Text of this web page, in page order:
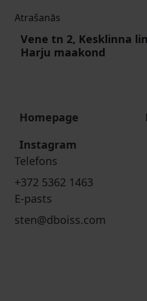
Atrašanās
Vene tn 2, Kesklinna
Harju maakond
Homepage
Instagram
Telefons
+372 5362 1463
E-pasts
sten@dboiss.com